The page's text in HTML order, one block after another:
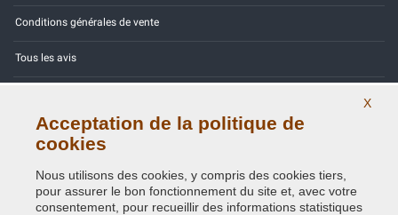
Conditions générales de vente
Tous les avis
Contactez-nous
Politique de confidentialité - RGPD
X
Acceptation de la politique de
cookies
Nous utilisons des cookies, y compris des cookies tiers,
pour assurer le bon fonctionnement du site et, avec votre
consentement, pour recueillir des informations statistiques